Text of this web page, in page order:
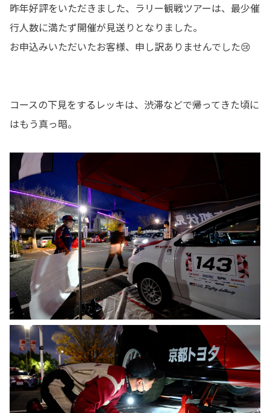
昨年好評をいただきました、ラリー観戦ツアーは、最少催
行人数に満たず開催が見送りとなりました。
お申込みいただいたお客様、申し訳ありませんでした😢
コースの下見をするレッキは、渋滞などで帰ってきた頃に
はもう真っ暗。